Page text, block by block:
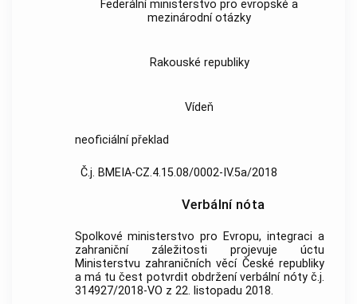
Federální ministerstvo pro evropské a
mezinárodní otázky
Rakouské republiky
Vídeň
neoficiální překlad
Č.j. BMEIA-CZ.4.15.08/0002-IV.5a/2018
Verbální nóta
Spolkové ministerstvo pro Evropu, integraci a
zahraniční záležitosti projevuje úctu
Ministerstvu zahraničních věcí České republiky
a má tu čest potvrdit obdržení verbální nóty č.j.
314927/2018-VO z 22. listopadu 2018.